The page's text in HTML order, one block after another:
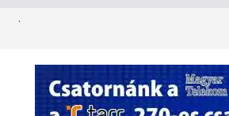
kapcsolatba kerülünk az AI-val – fontos
felfrissülés: jövő héten újra berobban